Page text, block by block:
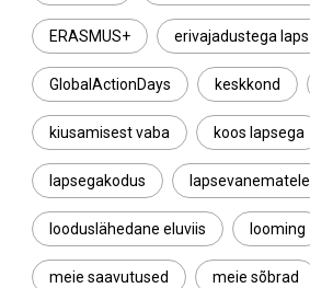
ERASMUS+ erivajadustega laps
GlobalActionDays keskkond
kiusamisest vaba koos lapsega
lapsegakodus lapsevanematele
looduslähedane eluviis looming
meie saavutused meie sõbrad